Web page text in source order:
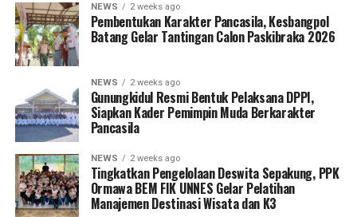
NEWS 2 weeks ago
Pembentukan Karakter Pancasila, Kesbangpol
Batang Gelar Tantingan Calon Paskibraka 2026
NEWS 2 weeks ago
Gunungkidul Resmi Bentuk Pelaksana DPPI,
Siapkan Kader Pemimpin Muda Berkarakter
Pancasila
NEWS 2 weeks ago
Tingkatkan Pengelolaan Deswita Sepakung, PPK
Ormawa BEM FIK UNNES Gelar Pelatihan
Manajemen Destinasi Wisata dan K3